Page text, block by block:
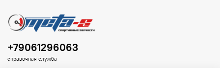
+79061296063
справочная служба